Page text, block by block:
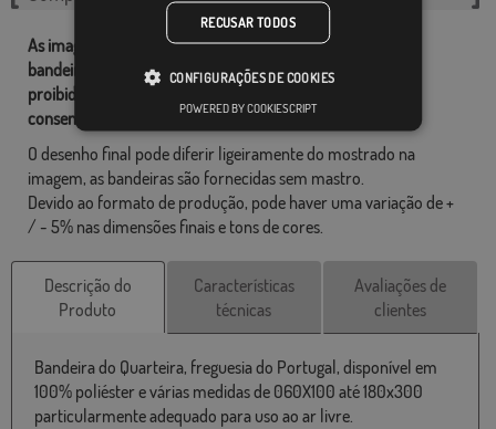
As imagens e outros recursos relacionados com as nossas
bandeiras são de propriedade de Comprarbandeiras.pt e é
proibido a sua reprodução, utilização e modificação sem o
consentimento expresso da empresa.
O desenho final pode diferir ligeiramente do mostrado na
imagem, as bandeiras são fornecidas sem mastro.
Devido ao formato de produção, pode haver uma variação de +
/ - 5% nas dimensões finais e tons de cores.
Descrição do
Produto
Características
técnicas
Avaliações de
clientes
Bandeira do Quarteira, freguesia do Portugal, disponível em
100% poliéster e várias medidas de 060X100 até 180x300
particularmente adequado para uso ao ar livre.
RECUSAR TODOS
CONFIGURAÇÕES DE COOKIES
POWERED BY COOKIESCRIPT